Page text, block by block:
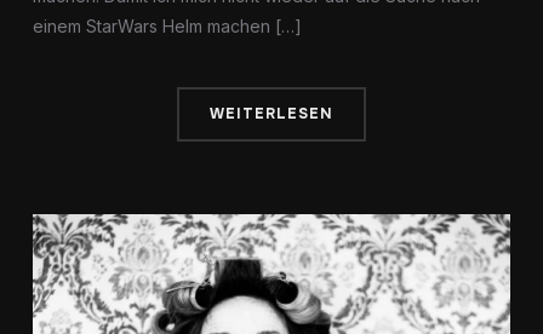
einem StarWars Helm machen […]
WEITERLESEN